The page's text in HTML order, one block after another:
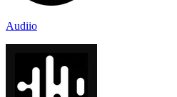
Audiio